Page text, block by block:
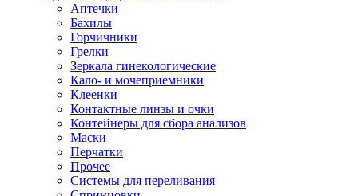
Аптечки
Бахилы
Горчичники
Грелки
Зеркала гинекологические
Кало- и мочеприемники
Клеенки
Контактные линзы и очки
Контейнеры для сбора анализов
Маски
Перчатки
Прочее
Системы для переливания